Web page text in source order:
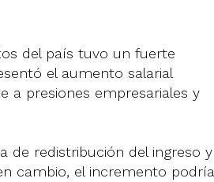
del país tuvo un fuerte
el aumento salarial
a presiones empresariales y
de redistribución del ingreso y
cambio, el incremento podría